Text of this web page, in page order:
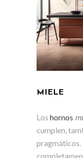
MIELE
Los hornos
cumplen,
pragmáticos.